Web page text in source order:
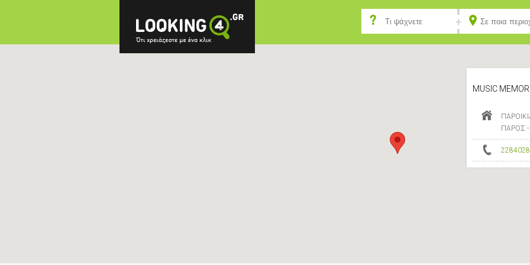
MUSIC
ΠΑΡΟΣ